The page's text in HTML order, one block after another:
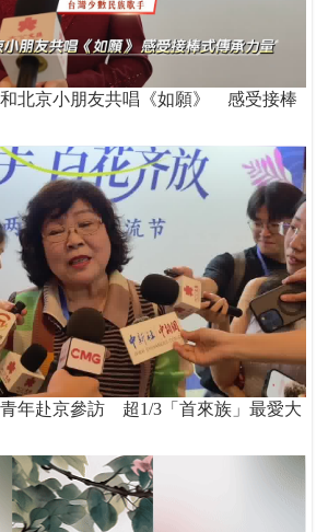
和北京小朋友共唱《如願》 感受接棒
青年赴京參訪 超1/3「首來族」最愛大